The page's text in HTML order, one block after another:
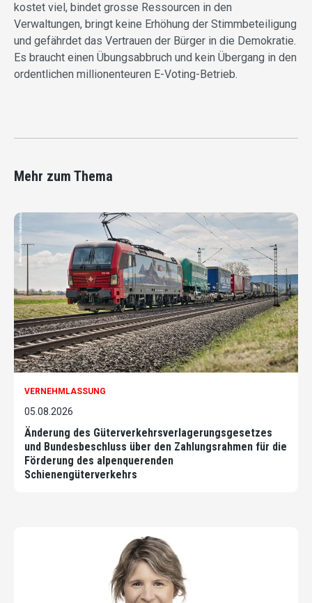
kostet viel, bindet grosse Ressourcen in den
Verwaltungen, bringt keine Erhöhung der Stimmbeteiligung
und gefährdet das Vertrauen der Bürger in die Demokratie.
Es braucht einen Übungsabbruch und kein Übergang in den
ordentlichen millionenteuren E-Voting-Betrieb.
Mehr zum Thema
VERNEHMLASSUNG
05.08.2026
Änderung des Güterverkehrsverlagerungsgesetzes
und Bundesbeschluss über den Zahlungsrahmen für die
Förderung des alpenquerenden
Schienengüterverkehrs